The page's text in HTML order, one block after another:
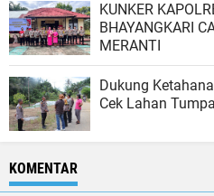
KUNKER
BHAYANGKARI
MERANTI
Dukung
Cek Lahan
KOMENTAR